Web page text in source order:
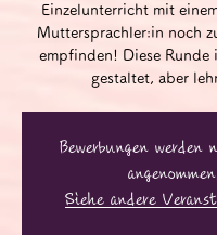
Einzelunterricht mit
Muttersprachler:in noch
empfinden! Diese Runde
gestaltet, aber
Bewerbungen werden
angenommen.
Siehe andere